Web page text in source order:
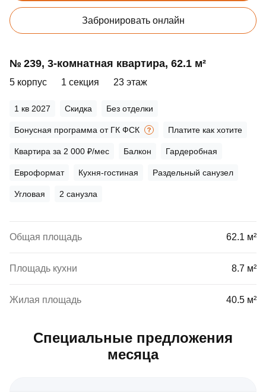
Забронировать онлайн
№ 239, 3‑комнатная квартира, 62.1 м²
5 корпус 1 секция 23 этаж
1 кв 2027 Скидка Без отделки
Бонусная программа от ГК ФСК Платите как хотите
Квартира за 2 000 ₽/мес Балкон Гардеробная
Евроформат Кухня-гостиная Раздельный санузел
Угловая 2 санузла
Общая площадь 62.1 м²
Площадь кухни 8.7 м²
Жилая площадь 40.5 м²
Специальные предложения
месяца